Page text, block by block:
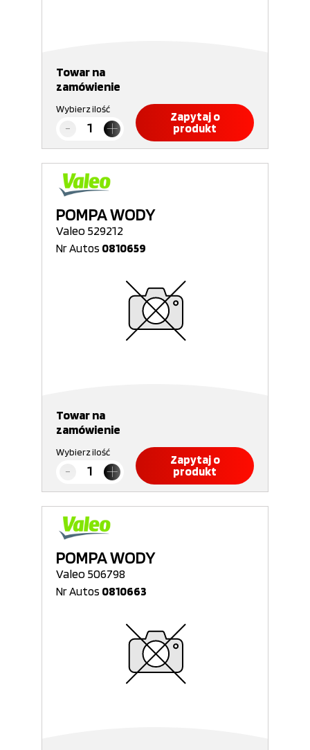
Towar na
zamówienie
Wybierz ilość
Zapytaj o
produkt
POMPA WODY
Valeo 529212
Nr Autos 0810659
Towar na
zamówienie
Wybierz ilość
Zapytaj o
produkt
POMPA WODY
Valeo 506798
Nr Autos 0810663